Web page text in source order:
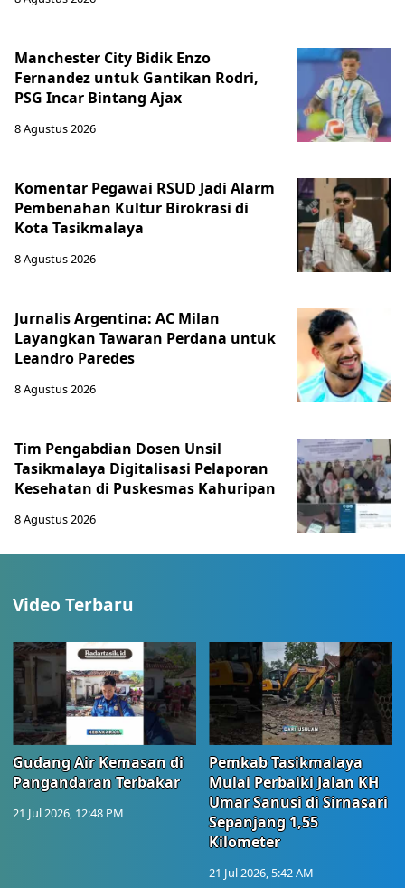
Manchester City Bidik Enzo
Fernandez untuk Gantikan Rodri,
PSG Incar Bintang Ajax
8 Agustus 2026
Komentar Pegawai RSUD Jadi Alarm
Pembenahan Kultur Birokrasi di
Kota Tasikmalaya
8 Agustus 2026
Jurnalis Argentina: AC Milan
Layangkan Tawaran Perdana untuk
Leandro Paredes
8 Agustus 2026
Tim Pengabdian Dosen Unsil
Tasikmalaya Digitalisasi Pelaporan
Kesehatan di Puskesmas Kahuripan
8 Agustus 2026
Video Terbaru
Gudang Air Kemasan di
Pangandaran Terbakar
21 Jul 2026, 12:48 PM
Pemkab Tasikmalaya
Mulai Perbaiki Jalan KH
Umar Sanusi di Sirnasari
Sepanjang 1,55
Kilometer
21 Jul 2026, 5:42 AM